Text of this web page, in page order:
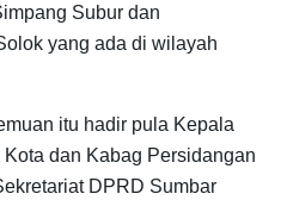
Subur dan
yang ada di wilayah
itu hadir pula Kepala
dan Kabag Persidangan
DPRD Sumbar